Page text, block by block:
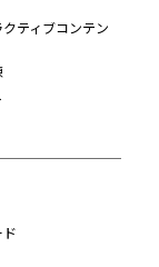
ティブコンテン